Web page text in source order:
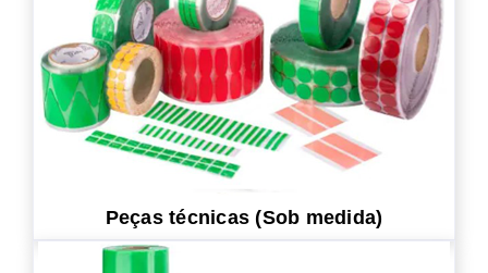
Peças técnicas (Sob medida)